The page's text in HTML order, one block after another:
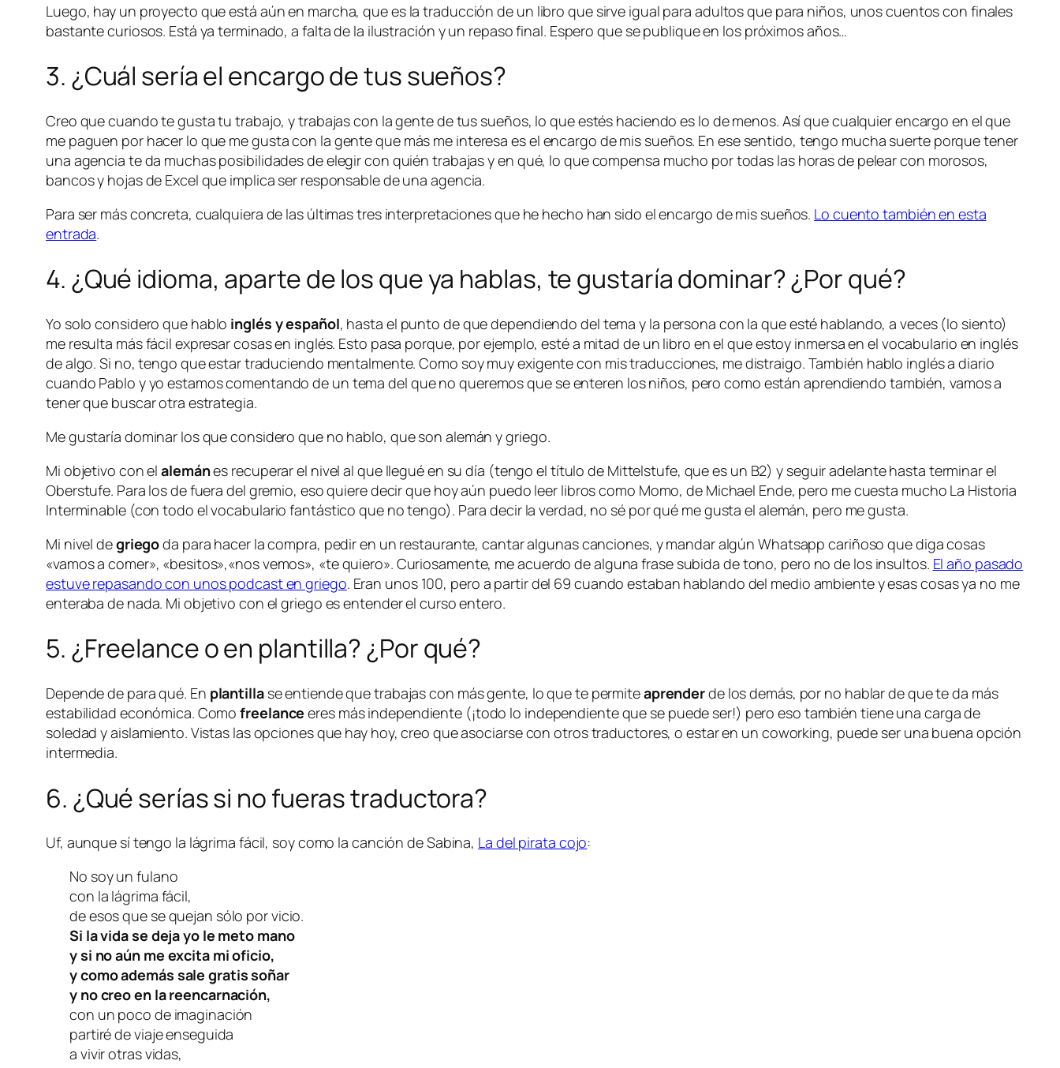
Luego, hay un proyecto que está aún en marcha, que es la traducción de un libro que sirve igual para adultos que para niños, unos cuentos con finales
bastante curiosos. Está ya terminado, a falta de la ilustración y un repaso final. Espero que se publique en los próximos años…
3. ¿Cuál sería el encargo de tus sueños?
Creo que cuando te gusta tu trabajo, y trabajas con la gente de tus sueños, lo que estés haciendo es lo de menos. Así que cualquier encargo en el que
me paguen por hacer lo que me gusta con la gente que más me interesa es el encargo de mis sueños. En ese sentido, tengo mucha suerte porque tener
una agencia te da muchas posibilidades de elegir con quién trabajas y en qué, lo que compensa mucho por todas las horas de pelear con morosos,
bancos y hojas de Excel que implica ser responsable de una agencia.
Para ser más concreta, cualquiera de las últimas tres interpretaciones que he hecho han sido el encargo de mis sueños. Lo cuento también en esta
entrada.
4. ¿Qué idioma, aparte de los que ya hablas, te gustaría dominar? ¿Por qué?
Yo solo considero que hablo inglés y español, hasta el punto de que dependiendo del tema y la persona con la que esté hablando, a veces (lo siento)
me resulta más fácil expresar cosas en inglés. Esto pasa porque, por ejemplo, esté a mitad de un libro en el que estoy inmersa en el vocabulario en inglés
de algo. Si no, tengo que estar traduciendo mentalmente. Como soy muy exigente con mis traducciones, me distraigo. También hablo inglés a diario
cuando Pablo y yo estamos comentando de un tema del que no queremos que se enteren los niños, pero como están aprendiendo también, vamos a
tener que buscar otra estrategia.
Me gustaría dominar los que considero que no hablo, que son alemán y griego.
Mi objetivo con elalemánes recuperar el nivel al que llegué en su día (tengo el título de Mittelstufe, que es un B2) y seguir adelante hasta terminar el
Oberstufe. Para los de fuera del gremio, eso quiere decir que hoy aún puedo leer libros como Momo, de Michael Ende, pero me cuesta mucho La Historia
Interminable(con todo el vocabulario fantástico que no tengo). Para decir la verdad, no sé por qué me gusta el alemán, pero me gusta.
Mi nivel degriegoda para hacer la compra, pedir en un restaurante, cantar algunas canciones, y mandar algún Whatsapp cariñoso que diga cosas
«vamos a comer», «besitos»,«nos vemos», «te quiero». Curiosamente, me acuerdo de alguna frase subida de tono, pero no de los insultos. El año pasado
estuve repasando con unos podcast en griego. Eran unos 100, pero a partir del 69 cuando estaban hablando del medio ambiente y esas cosas ya no me
enteraba de nada. Mi objetivo con el griego es entender el curso entero.
5. ¿Freelanceo en plantilla? ¿Por qué?
Depende de para qué. En plantillase entiende que trabajas con más gente, lo que te permiteaprenderde los demás, por no hablar de que te da más
estabilidad económica. Comofreelance eres más independiente (¡todo lo independiente que se puede ser!) pero eso también tiene una carga de
soledad y aislamiento. Vistas las opciones que hay hoy, creo que asociarse con otros traductores, o estar en un coworking, puede ser una buena opción
intermedia.
6. ¿Qué serías si no fueras traductora?
Uf, aunque sí tengo la lágrima fácil, soy como la canción de Sabina, La del pirata cojo:
No soy un fulano
con la lágrima fácil,
de esos que se quejan sólo por vicio.
Si la vida se deja yo le meto mano
y si no aún me excita mi oficio,
y como además sale gratis soñar
y no creo en la reencarnación,
con un poco de imaginación
partiré de viaje enseguida
a vivir otras vidas,